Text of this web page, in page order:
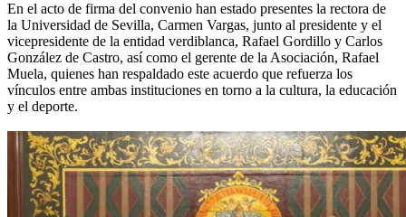
En el acto de firma del convenio han estado presentes la rectora de
la Universidad de Sevilla, Carmen Vargas, junto al presidente y el
vicepresidente de la entidad verdiblanca, Rafael Gordillo y Carlos
González de Castro, así como el gerente de la Asociación, Rafael
Muela, quienes han respaldado este acuerdo que refuerza los
vínculos entre ambas instituciones en torno a la cultura, la educación
y el deporte.